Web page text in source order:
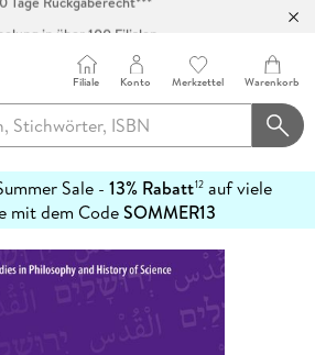
in über 100 Filialen
Filiale Konto Merkzettel Warenkorb
Sale - 13% Rabatt12 auf viele
mit dem CodeSOMMER13